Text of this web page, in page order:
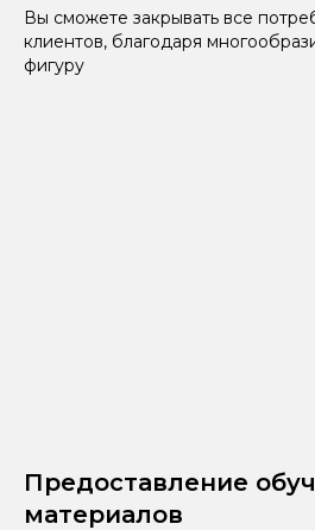
Вы сможете закрывать все
клиентов, благодаря
фигуру
Предоставление
материалов